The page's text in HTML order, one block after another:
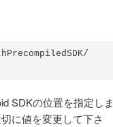
SDKの位置を指定しま
に値を変更して下さ